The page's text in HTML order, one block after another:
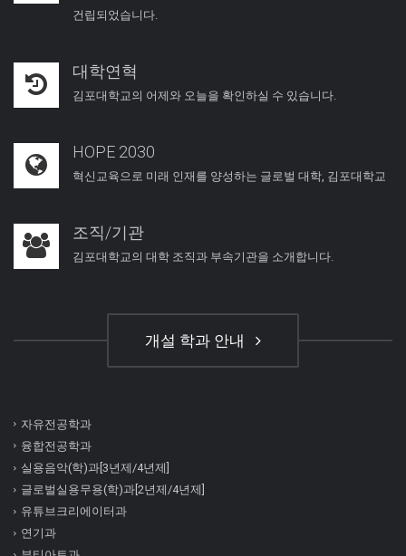
건립되었습니다.
대학연혁
김포대학교의 어제와 오늘을 확인하실 수 있습니다.
HOPE 2030
혁신교육으로 미래 인재를 양성하는 글로벌 대학, 김포대학교
조직/기관
김포대학교의 대학 조직과 부속기관을 소개합니다.
개설 학과 안내
자유전공학과
융합전공학과
실용음악(학)과[3년제/4년제]
글로벌실용무용(학)과[2년제/4년제]
유튜브크리에이터과
연기과